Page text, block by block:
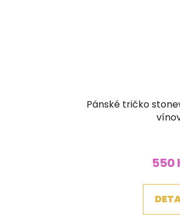
Pánské tričko
550